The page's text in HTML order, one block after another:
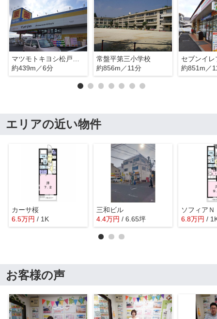
マツモトキヨシ松戸日暮店
約439m／6分
常盤平第三小学校
約856m／11分
約851m／
エリアの近い物件
カーサ桜
6.5万円 / 1K
三和ビル
4.4万円 / 6.65坪
ソフィア
6.8万円 /
お客様の声